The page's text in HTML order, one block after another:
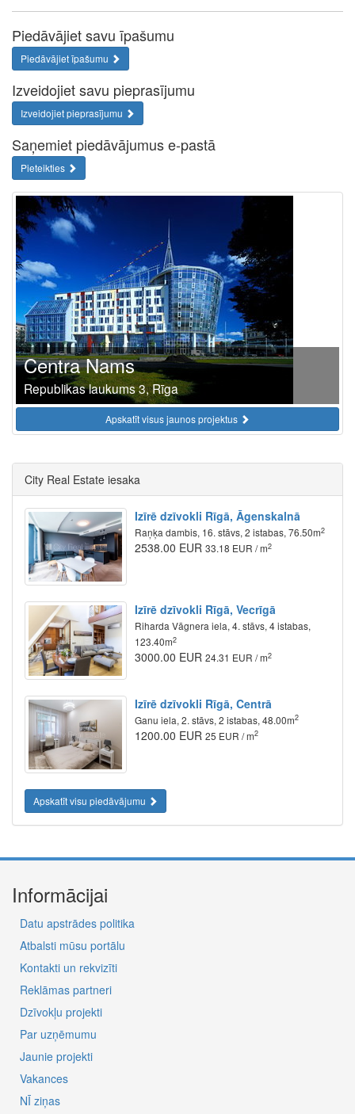
Piedāvājiet savu īpašumu
Piedāvājiet īpašumu
Izveidojiet savu pieprasījumu
Izveidojiet pieprasījumu
Saņemiet piedāvājumus e-pastā
Pieteikties
Centra Nams
Republikas laukums 3, Rīga
Apskatīt visus jaunos projektus
City Real Estate iesaka
Izīrē dzīvokli Rīgā, Āgenskalnā
Raņķa dambis, 16. stāvs, 2 istabas, 76.50m2
2538.00 EUR 33.18 EUR / m2
Izīrē dzīvokli Rīgā, Vecrīgā
Riharda Vāgnera iela, 4. stāvs, 4 istabas,
123.40m2
3000.00 EUR 24.31 EUR / m2
Izīrē dzīvokli Rīgā, Centrā
Ganu iela, 2. stāvs, 2 istabas, 48.00m2
1200.00 EUR 25 EUR / m2
Apskatīt visu piedāvājumu
Informācijai
Datu apstrādes politika
Atbalsti mūsu portālu
Kontakti un rekvizīti
Reklāmas partneri
Dzīvokļu projekti
Par uzņēmumu
Jaunie projekti
Vakances
NĪ ziņas